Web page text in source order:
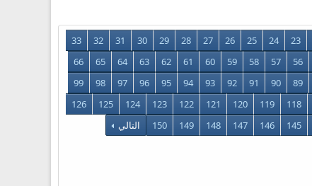
23
24
25
26
27
28
29
30
31
32
33
56
57
58
59
60
61
62
63
64
65
66
89
90
91
92
93
94
95
96
97
98
99
118
119
120
121
122
123
124
125
126
145
146
147
148
149
150 التالي